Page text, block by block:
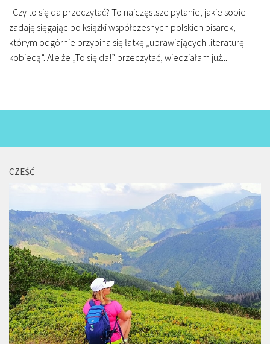
Książki dla dzieci
Poza tym
Lifestyle
Podróże
Czy to się da przeczytać? To najczęstsze pytanie, jakie sobie
zadaję sięgając po książki współczesnych polskich pisarek,
którym odgórnie przypina się łatkę „uprawiających literaturę
kobiecą”. Ale że „To się da!” przeczytać, wiedziałam już...
CZEŚĆ